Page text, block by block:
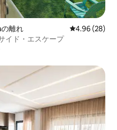
離れ レビュー28
4.96 (28)
イド・エスケープ